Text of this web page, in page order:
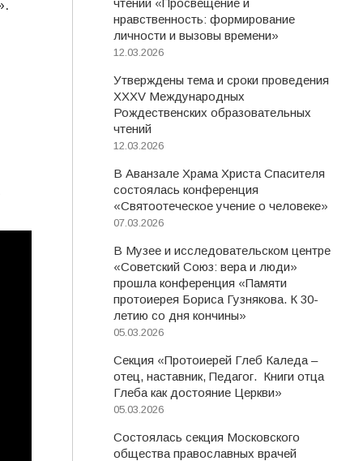
чтений «Просвещение и
нравственность: формирование
личности и вызовы времени»
12.03.2026
Утверждены тема и сроки проведения
XXXV Международных
Рождественских образовательных
чтений
12.03.2026
В Аванзале Храма Христа Спасителя
состоялась конференция
«Святоотеческое учение о человеке»
07.03.2026
В Музее и исследовательском центре
«Советский Союз: вера и люди»
прошла конференция «Памяти
протоиерея Бориса Гузнякова. К 30-
летию со дня кончины»
05.03.2026
Секция «Протоиерей Глеб Каледа –
отец, наставник, Педагог. Книги отца
Глеба как достояние Церкви»
05.03.2026
Состоялась секция Московского
общества православных врачей